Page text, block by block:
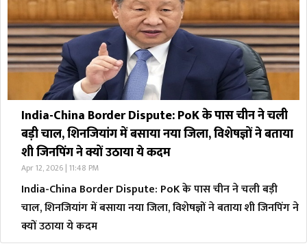
India-China Border Dispute: PoK के पास चीन ने चली
बड़ी चाल, शिनजियांग में बसाया नया जिला, विशेषज्ञों ने बताया
शी जिनपिंग ने क्यों उठाया ये कदम
Apr 12, 2026 | 11:48 PM
India-China Border Dispute: PoK के पास चीन ने चली बड़ी
चाल, शिनजियांग में बसाया नया जिला, विशेषज्ञों ने बताया शी जिनपिंग ने
क्यों उठाया ये कदम